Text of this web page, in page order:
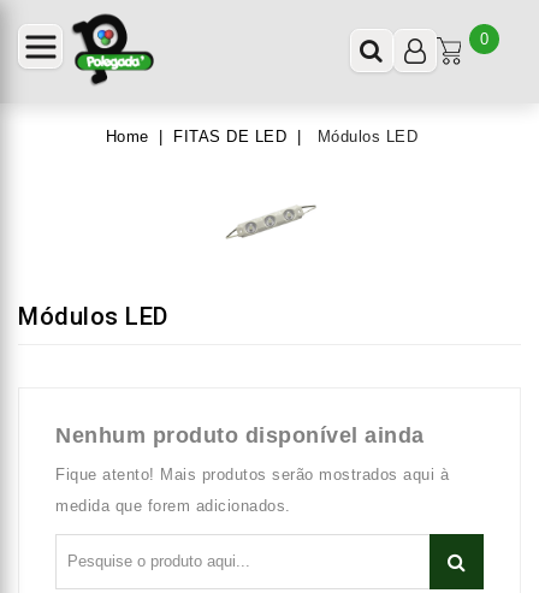
0
Home FITAS DE LED Módulos LED
Módulos LED
Nenhum produto disponível ainda
Fique atento! Mais produtos serão mostrados aqui à
medida que forem adicionados.